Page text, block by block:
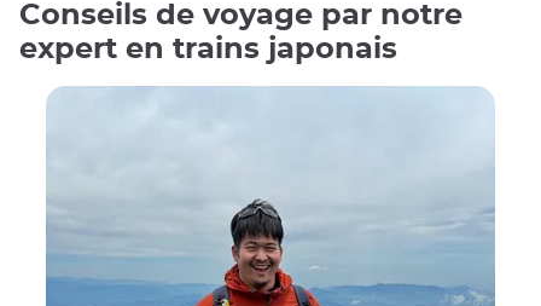
Conseils de voyage par notre
expert en trains japonais